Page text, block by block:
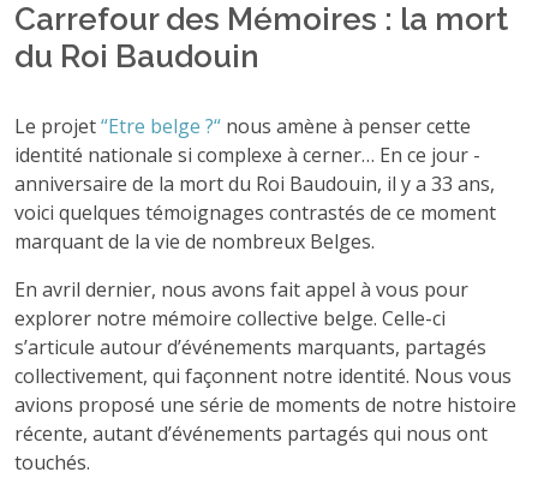
Carrefour des Mémoires : la mort
du Roi Baudouin
Le projet“Etre belge ?“ nous amène à penser cette
identité nationale si complexe à cerner… En ce jour -
anniversaire de la mort du Roi Baudouin, il y a 33 ans,
voici quelques témoignages contrastés de ce moment
marquant de la vie de nombreux Belges.
En avril dernier, nous avons fait appel à vous pour
explorer notre mémoire collective belge. Celle-ci
s’articule autour d’événements marquants, partagés
collectivement, qui façonnent notre identité. Nous vous
avions proposé une série de moments de notre histoire
récente, autant d’événements partagés qui nous ont
touchés.